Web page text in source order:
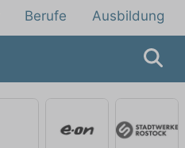
Berufe Ausbildung